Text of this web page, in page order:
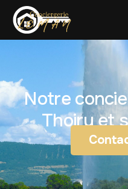
Notre
Thoiry et